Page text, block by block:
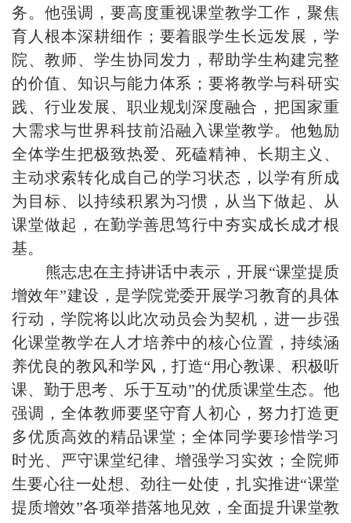
务。他强调，要高度重视课堂教学工作，聚焦
育人根本深耕细作；要着眼学生长远发展，学
院、教师、学生协同发力，帮助学生构建完整
的价值、知识与能力体系；要将教学与科研实
践、行业发展、职业规划深度融合，把国家重
大需求与世界科技前沿融入课堂教学。他勉励
全体学生把极致热爱、死磕精神、长期主义、
主动求索转化成自己的学习状态，以学有所成
为目标、以持续积累为习惯，从当下做起、从
课堂做起，在勤学善思笃行中夯实成长成才根
基。
熊志忠在主持讲话中表示，开展“课堂提质
增效年”建设，是学院党委开展学习教育的具体
行动，学院将以此次动员会为契机，进一步强
化课堂教学在人才培养中的核心位置，持续涵
养优良的教风和学风，打造“用心教课、积极听
课、勤于思考、乐于互动”的优质课堂生态。他
强调，全体教师要坚守育人初心，努力打造更
多优质高效的精品课堂；全体同学要珍惜学习
时光、严守课堂纪律、增强学习实效；全院师
生要心往一处想、劲往一处使，扎实推进“课堂
提质增效”各项举措落地见效，全面提升课堂教